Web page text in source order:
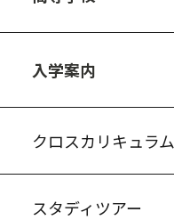
入学案内
クロスカリキュラム
スタディツアー